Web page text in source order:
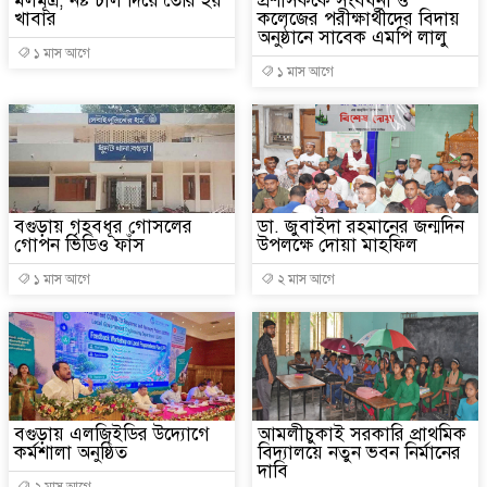
খাবার
১ মাস আগে
কলেজের পরীক্ষার্থীদের বিদায়
অনুষ্ঠানে সাবেক এমপি লালু
১ মাস আগে
বগুড়ায় গৃহবধূর গোসলের
গোপন ভিডিও ফাঁস
১ মাস আগে
ডা. জুবাইদা রহমানের জন্মদিন
উপলক্ষে দোয়া মাহফিল
২ মাস আগে
বগুড়ায় এলজিইডির উদ্যোগে
কর্মশালা অনুষ্ঠিত
আমলীচুকাই সরকারি প্রাথমিক
বিদ্যালয়ে নতুন ভবন নির্মানের
দাবি